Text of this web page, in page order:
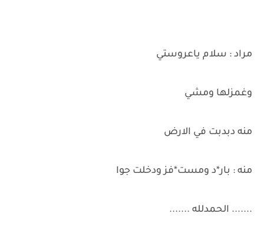
مراد : سلام ياعروستي
وغمزلها ومشي
منه دبدبت في الارض
منه : بار*د ومست*فز ودخلت جوا
....... الحمدلله .......